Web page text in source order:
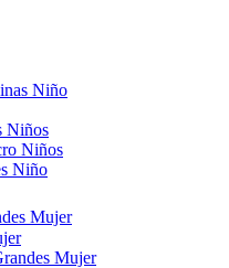
Niño
Niños
Niños
Niño
Mujer
Mujer